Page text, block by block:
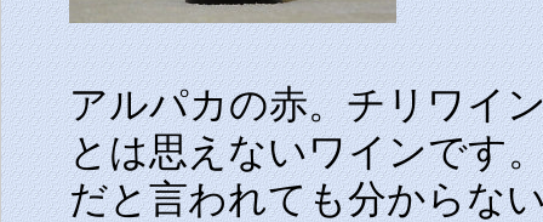
アルパカの赤。チリワイ
とは思えないワインです
だと言われても分からな